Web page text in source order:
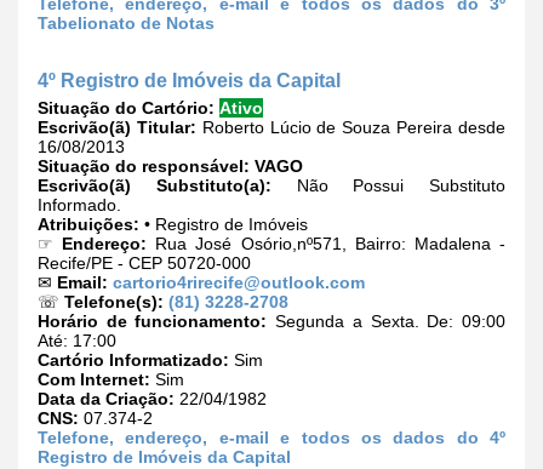
Tabelionato de Notas
4º Registro de Imóveis da Capital
Situação do Cartório: Ativo
Escrivão(ã) Titular: Roberto Lúcio de Souza Pereira desde
16/08/2013
Situação do responsável: VAGO
Escrivão(ã) Substituto(a): Não Possui Substituto
Informado.
Atribuições: • Registro de Imóveis
☞ Endereço: Rua José Osório,nº571, Bairro: Madalena -
Recife/PE - CEP 50720-000
✉ Email: cartorio4rirecife@outlook.com
☏ Telefone(s): (81) 3228-2708
Horário de funcionamento: Segunda a Sexta. De: 09:00
Até: 17:00
Cartório Informatizado: Sim
Com Internet: Sim
Data da Criação: 22/04/1982
CNS: 07.374-2
Telefone, endereço, e-mail e todos os dados do 4º
Registro de Imóveis da Capital